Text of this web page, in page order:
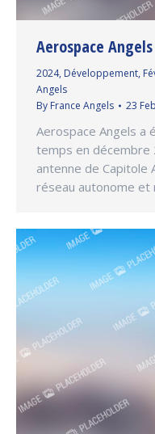
Aerospace
2024, Développement,
Angels
By France Angels 23
Aerospace Angels a
temps en décembre
antenne de Capitole
réseau autonome et